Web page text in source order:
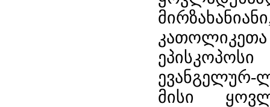
ევანგელურ-
მისი